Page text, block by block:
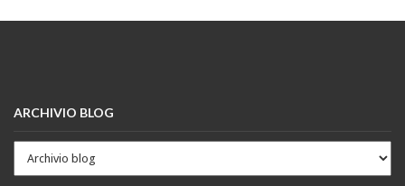
ARCHIVIO BLOG